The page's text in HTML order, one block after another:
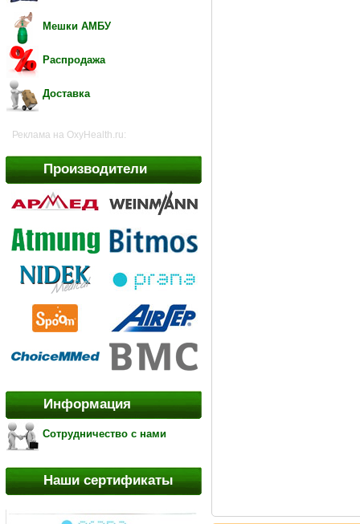
Мешки АМБУ
Распродажа
Доставка
Реклама на OxyHealth.ru:
Производители
Информация
Сотрудничество с нами
Наши сертификаты